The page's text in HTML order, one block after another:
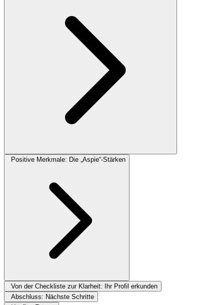
Positive Merkmale: Die „Aspie“-Stärken
Von der Checkliste zur Klarheit: Ihr Profil erkunden
Abschluss: Nächste Schritte